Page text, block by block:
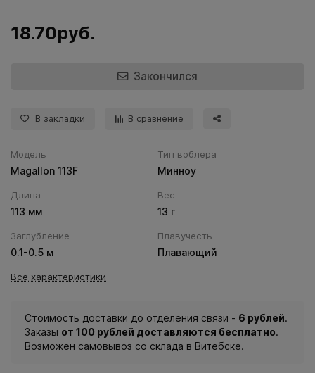
18.70руб.
Закончился
В закладки В сравнение
Модель
Magallon 113F
Тип воблера
Минноу
Длина
113 мм
Вес
13 г
Заглубление
0.1-0.5 м
Плавучесть
Плавающий
Все характеристики
Стоимость доставки до отделения связи - 6 рублей.
Заказы от 100 рублей доставляются бесплатно.
Возможен самовывоз со склада в Витебске.